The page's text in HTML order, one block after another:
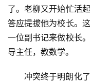
了。老柳又开始忙活
答应提拔他为校长。
一位副书记来做校长
导主任，教数学。
冲突终于明朗化